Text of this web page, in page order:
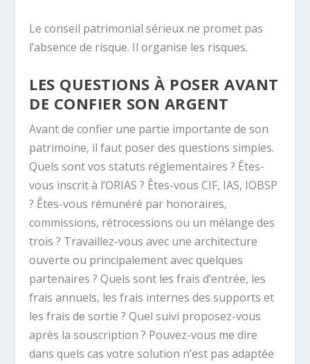
Le conseil patrimonial sérieux ne promet pas
l’absence de risque. Il organise les risques.
LES QUESTIONS À POSER AVANT
DE CONFIER SON ARGENT
Avant de confier une partie importante de son
patrimoine, il faut poser des questions simples.
Quels sont vos statuts réglementaires ? Êtes-
vous inscrit à l’ORIAS ? Êtes-vous CIF, IAS, IOBSP
? Êtes-vous rémunéré par honoraires,
commissions, rétrocessions ou un mélange des
trois ? Travaillez-vous avec une architecture
ouverte ou principalement avec quelques
partenaires ? Quels sont les frais d’entrée, les
frais annuels, les frais internes des supports et
les frais de sortie ? Quel suivi proposez-vous
après la souscription ? Pouvez-vous me dire
dans quels cas votre solution n’est pas adaptée